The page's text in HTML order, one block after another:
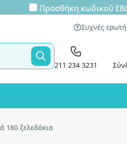
Προσθήκη κωδικού
Συχνές
211 234 3231
180 ζελεδάκια